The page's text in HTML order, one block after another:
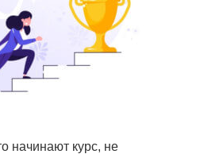
начинают курс, не